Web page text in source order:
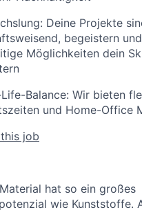
Deine Projekte
begeistern
Möglichkeiten dein
Balance: Wir bieten
und Home-Office
job
hat so ein großes
wie Kunststoffe.